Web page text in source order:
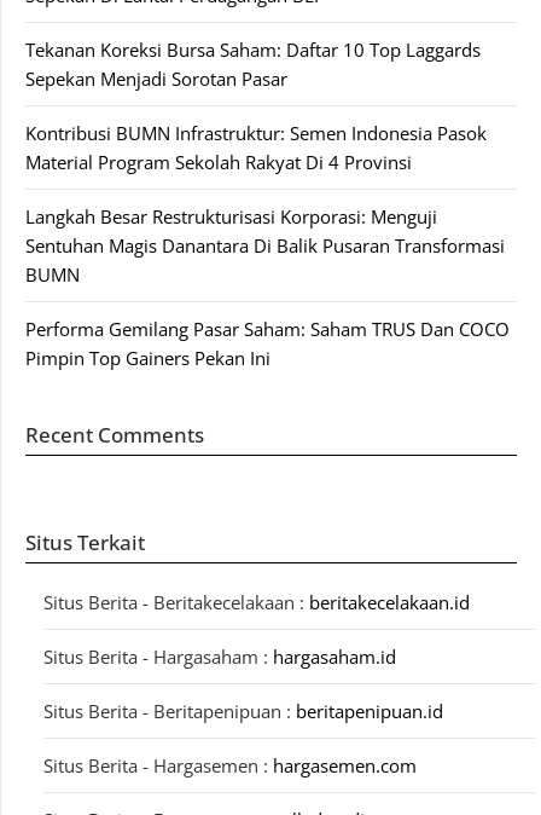
Tekanan Koreksi Bursa Saham: Daftar 10 Top Laggards
Sepekan Menjadi Sorotan Pasar
Kontribusi BUMN Infrastruktur: Semen Indonesia Pasok
Material Program Sekolah Rakyat Di 4 Provinsi
Langkah Besar Restrukturisasi Korporasi: Menguji
Sentuhan Magis Danantara Di Balik Pusaran Transformasi
BUMN
Performa Gemilang Pasar Saham: Saham TRUS Dan COCO
Pimpin Top Gainers Pekan Ini
Recent Comments
Situs Terkait
Situs Berita - Beritakecelakaan : beritakecelakaan.id
Situs Berita - Hargasaham : hargasaham.id
Situs Berita - Beritapenipuan : beritapenipuan.id
Situs Berita - Hargasemen : hargasemen.com